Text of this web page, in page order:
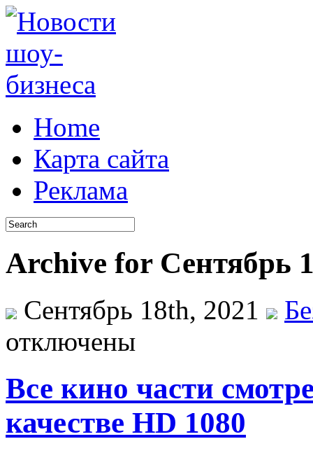
Home
Карта сайта
Реклама
Archive for Сентябрь
Сентябрь 18th, 2021
отключены
Все кино части
качестве HD 1080